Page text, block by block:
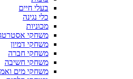
בעלי חיים
כלי נגינה
מכוניות
משחקי
משחקי דמיון
משחקי חברה
משחקי חשיבה
משחקי מים